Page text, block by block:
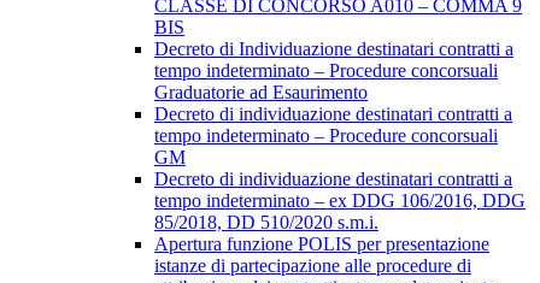
CLASSE DI CONCORSO A010 – COMMA 9
BIS
Decreto di Individuazione destinatari contratti a
tempo indeterminato – Procedure concorsuali
Graduatorie ad Esaurimento
Decreto di individuazione destinatari contratti a
tempo indeterminato – Procedure concorsuali
GM
Decreto di individuazione destinatari contratti a
tempo indeterminato – ex DDG 106/2016, DDG
85/2018, DD 510/2020 s.m.i.
Apertura funzione POLIS per presentazione
istanze di partecipazione alle procedure di